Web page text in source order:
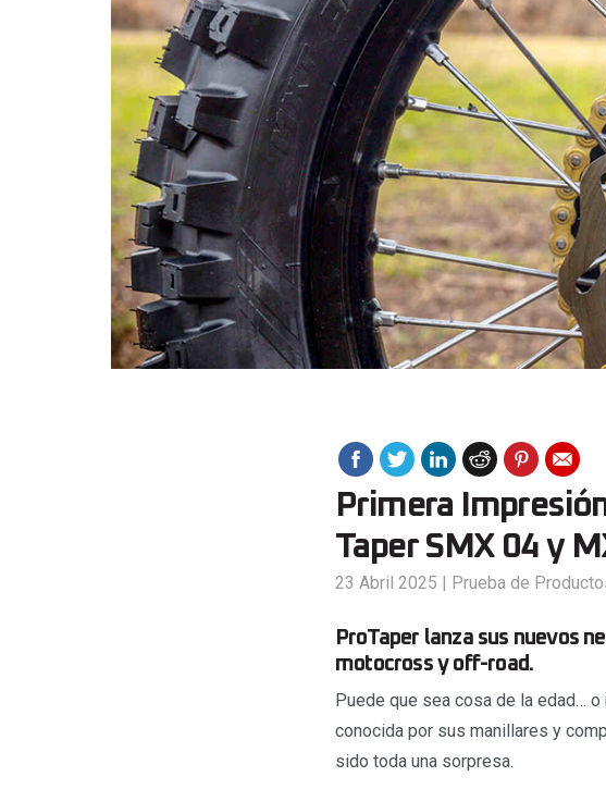
Primera
Taper SMX 04 y
23 Abril 2025 | Prueba de
ProTaper lanza sus nuevos
motocross y off-road.
Puede que sea cosa de la edad…
conocida por sus manillares y
sido toda una sorpresa.